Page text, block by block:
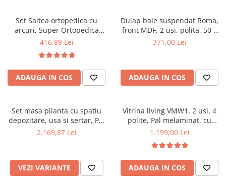
Saltele patuturi copii
Paturi copii
Masa si scaune gradinita
Seturi comode living si dormitor
Set Saltea ortopedica cu
arcuri, Super Ortopedica
Sofia, 90x200x20cm, fermitate
Bonell, fata vara-iarna, sistem
aerisire cu butoni, Saltex plus
perna matlasata, antialergica,
50x70cm
416,89 Lei
ADAUGA IN COS
Dulap baie suspendat Roma,
front MDF, 2 usi, polita, 50 x
68 cm, alb
371,00 Lei
ADAUGA IN COS
Set masa plianta cu spatiu
depozitare, usa si sertar, Pal
Melaminat, 160x96x80 cm si 6
2.169,87 Lei
VEZI VARIANTE
Vitrina living VMW1, 2 usi, 4
polite, Pal melaminat, cu
insertii MDF, Nuc
1.199,00 Lei
ADAUGA IN COS